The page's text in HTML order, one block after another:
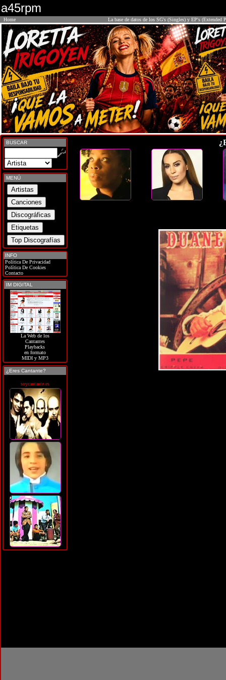
a45rpm
Home La base de datos de los SG's (Singles) y EP's (Extended
BUSCAR
MENÚ
INFO
Política De Privacidad
Política De Cookies
Contacto
IM DIGITAL
La Web de los
Cantantes
Playbacks
en formato
MIDI y MP3
¿Eres Cantante?
soycantante.es